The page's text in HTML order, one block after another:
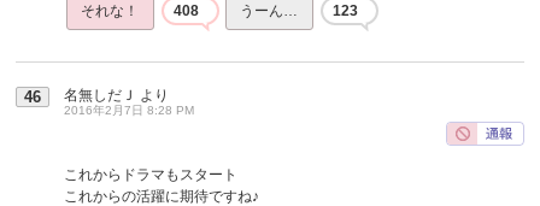
それな！ 408 うーん… 123
46 名無しだＪ より
2016年2月7日 8:28 PM
これからドラマもスタート
これからの活躍に期待ですね♪